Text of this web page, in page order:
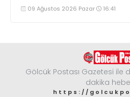
09 Ağustos 2026 Pazar 16:41
Gölcük Postası Gazetesi ile
dakika
https://